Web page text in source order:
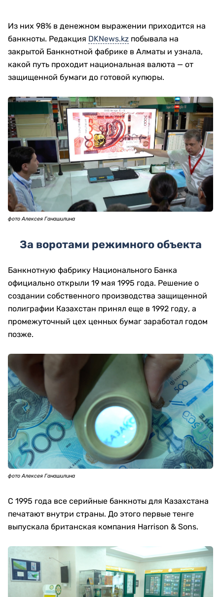
Из них 98% в денежном выражении приходится на
банкноты. Редакция DKNews.kz побывала на
закрытой Банкнотной фабрике в Алматы и узнала,
какой путь проходит национальная валюта — от
защищенной бумаги до готовой купюры.
фото Алексея Ганашилина
За воротами режимного объекта
Банкнотную фабрику Национального Банка
официально открыли 19 мая 1995 года. Решение о
создании собственного производства защищенной
полиграфии Казахстан принял еще в 1992 году, а
промежуточный цех ценных бумаг заработал годом
позже.
фото Алексея Ганашилина
С 1995 года все серийные банкноты для Казахстана
печатают внутри страны. До этого первые тенге
выпускала британская компания Harrison & Sons.